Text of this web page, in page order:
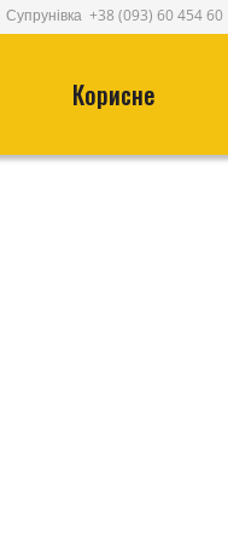
Супрунівка +38 (093) 60 454 60
Корисне